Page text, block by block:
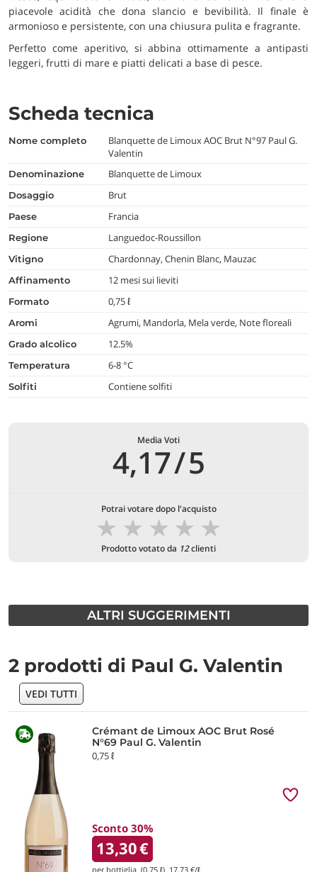
piacevole acidità che dona slancio e bevibilità. Il finale è
armonioso e persistente, con una chiusura pulita e fragrante.
Perfetto come aperitivo, si abbina ottimamente a antipasti
leggeri, frutti di mare e piatti delicati a base di pesce.
Scheda tecnica
nome completo
Blanquette de Limoux AOC Brut N°97 Paul G.
Valentin
denominazione Blanquette de Limoux
dosaggio Brut
paese Francia
regione Languedoc-Roussillon
vitigno Chardonnay, Chenin Blanc, Mauzac
affinamento 12 mesi sui lieviti
formato 0,75 ℓ
aromi Agrumi, Mandorla, Mela verde, Note floreali
grado alcolico 12.5%
temperatura 6-8 °C
Solfiti Contiene solfiti
Media Voti
4,17/5
Potrai votare dopo l'acquisto
★
★
★
★
★
Prodotto votato da 12clienti
ALTRI SUGGERIMENTI
2 prodotti di Paul G. Valentin
VEDI TUTTI
Crémant de Limoux AOC Brut Rosé
N°69 Paul G. Valentin
0,75 ℓ
Sconto 30%
13,30€
per bottiglia (0,75 ℓ) 17,73 €/ℓ